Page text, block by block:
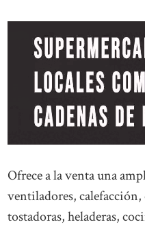
Ofrece a la venta una
ventiladores, calefacción,
tostadoras, heladeras,